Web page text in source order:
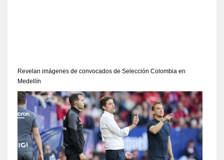
Revelan imágenes de convocados de Selección Colombia en
Medellín